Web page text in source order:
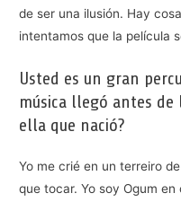
de ser una ilusión. Hay
intentamos que la película
Usted es un gran
música llegó antes de
ella que nació?
Yo me crié en un terreiro
que tocar. Yo soy Ogum